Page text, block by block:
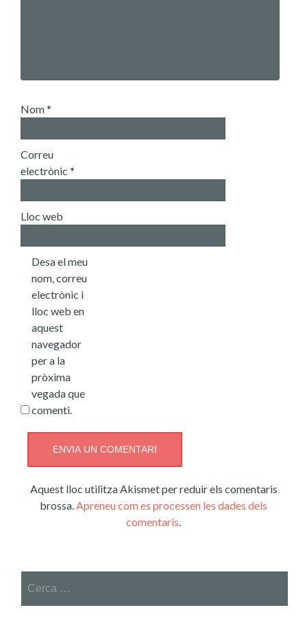
Nom*
Correu
electrònic *
Lloc web
Desa el meu
nom, correu
electrònic i
lloc web en
aquest
navegador
per a la
pròxima
vegada que
comenti.
Aquest lloc utilitza Akismet per reduir els comentaris
brossa.Apreneu com es processen les dades dels
comentaris.